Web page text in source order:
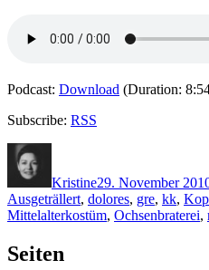
Podcast: Download (Duration:
Subscribe: RSS
Kristine29. November
Ausgeträllert, dolores, gre, kk,
Mittelalterkostüm, Ochsenbraterei,
Seiten